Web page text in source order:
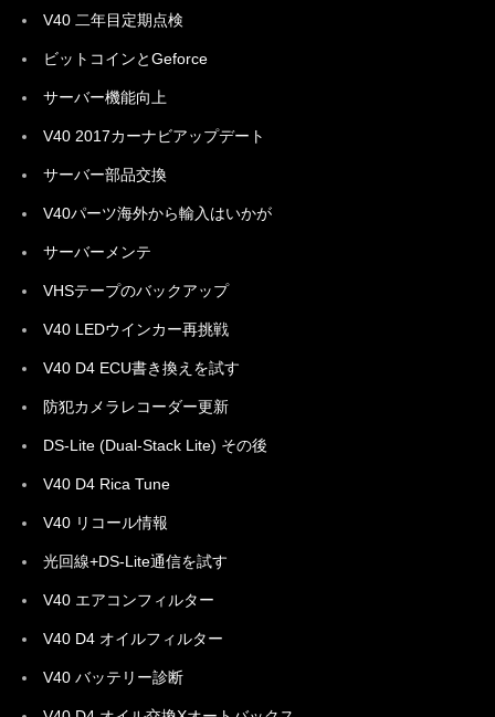
V40 二年目定期点検
ビットコインとGeforce
サーバー機能向上
V40 2017カーナビアップデート
サーバー部品交換
V40パーツ海外から輸入はいかが
サーバーメンテ
VHSテープのバックアップ
V40 LEDウインカー再挑戦
V40 D4 ECU書き換えを試す
防犯カメラレコーダー更新
DS-Lite (Dual-Stack Lite) その後
V40 D4 Rica Tune
V40 リコール情報
光回線+DS-Lite通信を試す
V40 エアコンフィルター
V40 D4 オイルフィルター
V40 バッテリー診断